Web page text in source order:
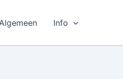
Algemeen Info